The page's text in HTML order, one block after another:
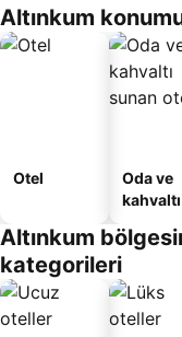
Altınkum
Otel
Oda ve
kahvaltı
oteller
Altınkum
kategorileri